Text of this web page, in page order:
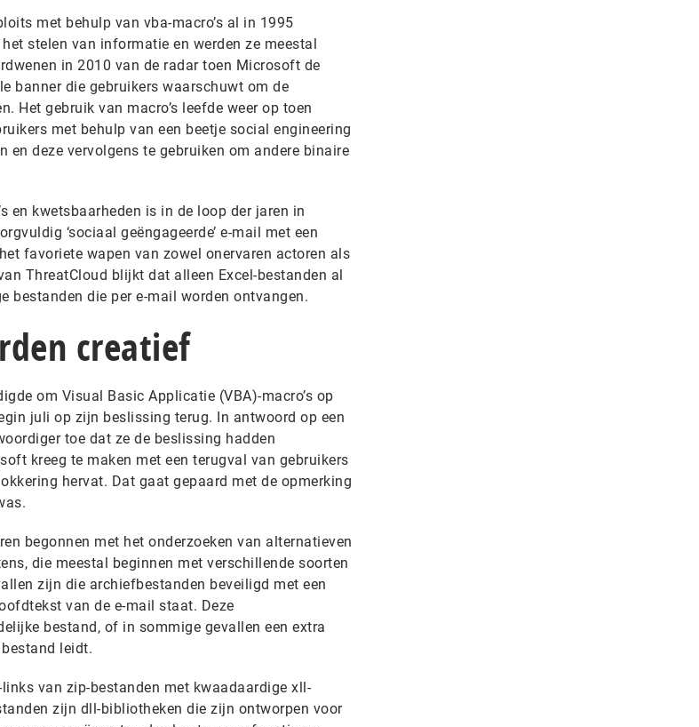
met behulp van vba-macro’s al in 1995
stelen van informatie en werden ze meestal
in 2010 van de radar toen Microsoft de
banner die gebruikers waarschuwt om de
Het gebruik van macro’s leefde weer op toen
met behulp van een beetje social engineering
en deze vervolgens te gebruiken om andere binaire
en kwetsbaarheden is in de loop der jaren in
‘sociaal geëngageerde’ e-mail met een
favoriete wapen van zowel onervaren actoren als
ThreatCloud blijkt dat alleen Excel-bestanden al
die per e-mail worden ontvangen.
creatief
om Visual Basic Applicatie (VBA)-macro’s op
juli op zijn beslissing terug. In antwoord op een
toe dat ze de beslissing hadden
kreeg te maken met een terugval van gebruikers
hervat. Dat gaat gepaard met de opmerking
begonnen met het onderzoeken van alternatieven
die meestal beginnen met verschillende soorten
zijn die archiefbestanden beveiligd met een
van de e-mail staat. Deze
bestand, of in sommige gevallen een extra
leidt.
van zip-bestanden met kwaadaardige xll-
zijn dll-bibliotheken die zijn ontworpen voor